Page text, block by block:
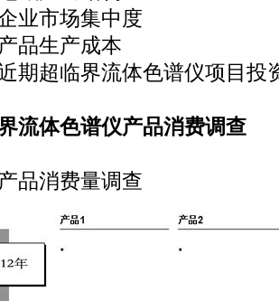
市场集中度
生产成本
超临界流体色谱仪项目投
流体色谱仪产品消费调查
消费量调查